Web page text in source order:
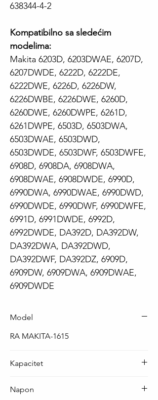
638344-4-2
Kompatibilno sa sledećim
modelima:
Makita 6203D, 6203DWAE, 6207D,
6207DWDE, 6222D, 6222DE,
6222DWE, 6226D, 6226DW,
6226DWBE, 6226DWE, 6260D,
6260DWE, 6260DWPE, 6261D,
6261DWPE, 6503D, 6503DWA,
6503DWAE, 6503DWD,
6503DWDE, 6503DWF, 6503DWFE,
6908D, 6908DA, 6908DWA,
6908DWAE, 6908DWDE, 6990D,
6990DWA, 6990DWAE, 6990DWD,
6990DWDE, 6990DWF, 6990DWFE,
6991D, 6991DWDE, 6992D,
6992DWDE, DA392D, DA392DW,
DA392DWA, DA392DWD,
DA392DWF, DA392DZ, 6909D,
6909DW, 6909DWA, 6909DWAE,
6909DWDE
Model
RA MAKITA-1615
Kapacitet
Napon